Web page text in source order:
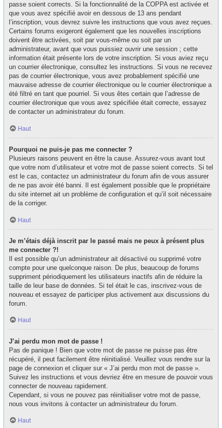
passe soient corrects. Si la fonctionnalité de la COPPA est activée et
que vous avez spécifié avoir en dessous de 13 ans pendant
l’inscription, vous devrez suivre les instructions que vous avez reçues.
Certains forums exigeront également que les nouvelles inscriptions
doivent être activées, soit par vous-même ou soit par un
administrateur, avant que vous puissiez ouvrir une session ; cette
information était présente lors de votre inscription. Si vous aviez reçu
un courrier électronique, consultez les instructions. Si vous ne recevez
pas de courrier électronique, vous avez probablement spécifié une
mauvaise adresse de courrier électronique ou le courrier électronique a
été filtré en tant que pourriel. Si vous êtes certain que l’adresse de
courrier électronique que vous avez spécifiée était correcte, essayez
de contacter un administrateur du forum.
Haut
Pourquoi ne puis-je pas me connecter ?
Plusieurs raisons peuvent en être la cause. Assurez-vous avant tout
que votre nom d’utilisateur et votre mot de passe soient corrects. Si tel
est le cas, contactez un administrateur du forum afin de vous assurer
de ne pas avoir été banni. Il est également possible que le propriétaire
du site internet ait un problème de configuration et qu’il soit nécessaire
de la corriger.
Haut
Je m’étais déjà inscrit par le passé mais ne peux à présent plus
me connecter ?!
Il est possible qu’un administrateur ait désactivé ou supprimé votre
compte pour une quelconque raison. De plus, beaucoup de forums
suppriment périodiquement les utilisateurs inactifs afin de réduire la
taille de leur base de données. Si tel était le cas, inscrivez-vous de
nouveau et essayez de participer plus activement aux discussions du
forum.
Haut
J’ai perdu mon mot de passe !
Pas de panique ! Bien que votre mot de passe ne puisse pas être
récupéré, il peut facilement être réinitialisé. Veuillez vous rendre sur la
page de connexion et cliquer sur « J’ai perdu mon mot de passe ».
Suivez les instructions et vous devriez être en mesure de pouvoir vous
connecter de nouveau rapidement.
Cependant, si vous ne pouvez pas réinitialiser votre mot de passe,
nous vous invitons à contacter un administrateur du forum.
Haut